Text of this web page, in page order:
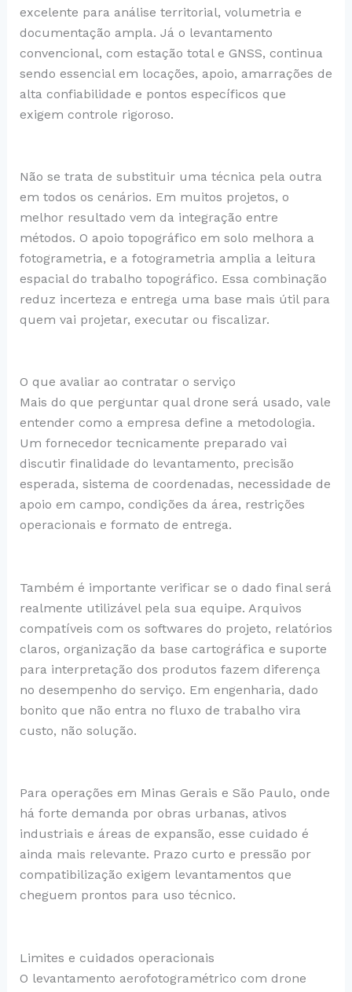
excelente para análise territorial, volumetria e
documentação ampla. Já o levantamento
convencional, com estação total e GNSS, continua
sendo essencial em locações, apoio, amarrações de
alta confiabilidade e pontos específicos que
exigem controle rigoroso.
Não se trata de substituir uma técnica pela outra
em todos os cenários. Em muitos projetos, o
melhor resultado vem da integração entre
métodos. O apoio topográfico em solo melhora a
fotogrametria, e a fotogrametria amplia a leitura
espacial do trabalho topográfico. Essa combinação
reduz incerteza e entrega uma base mais útil para
quem vai projetar, executar ou fiscalizar.
O que avaliar ao contratar o serviço
Mais do que perguntar qual drone será usado, vale
entender como a empresa define a metodologia.
Um fornecedor tecnicamente preparado vai
discutir finalidade do levantamento, precisão
esperada, sistema de coordenadas, necessidade de
apoio em campo, condições da área, restrições
operacionais e formato de entrega.
Também é importante verificar se o dado final será
realmente utilizável pela sua equipe. Arquivos
compatíveis com os softwares do projeto, relatórios
claros, organização da base cartográfica e suporte
para interpretação dos produtos fazem diferença
no desempenho do serviço. Em engenharia, dado
bonito que não entra no fluxo de trabalho vira
custo, não solução.
Para operações em Minas Gerais e São Paulo, onde
há forte demanda por obras urbanas, ativos
industriais e áreas de expansão, esse cuidado é
ainda mais relevante. Prazo curto e pressão por
compatibilização exigem levantamentos que
cheguem prontos para uso técnico.
Limites e cuidados operacionais
O levantamento aerofotogramétrico com drone